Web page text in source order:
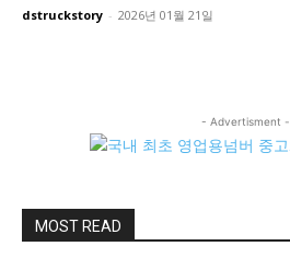
dstruckstory - 2026년 01월 21일
- Advertisment -
MOST READ